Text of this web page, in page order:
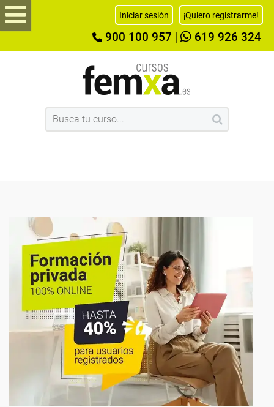
Iniciar sesión ¡Quiero registrarme!
900 100 957 619 926 324